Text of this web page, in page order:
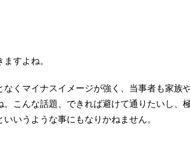
すよね。
なくマイナスイメージが強く、当事者も家族
こんな話題、できれば避けて通りたいし、
いうような事にもなりかねません。